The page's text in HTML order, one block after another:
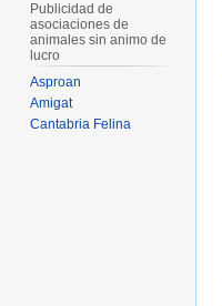
Publicidad de
asociaciones de
animales sin animo de
lucro
Asproan
Amigat
Cantabria Felina